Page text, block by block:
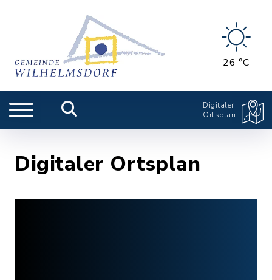
26 °C
Digitaler
Ortsplan
Digitaler Ortsplan